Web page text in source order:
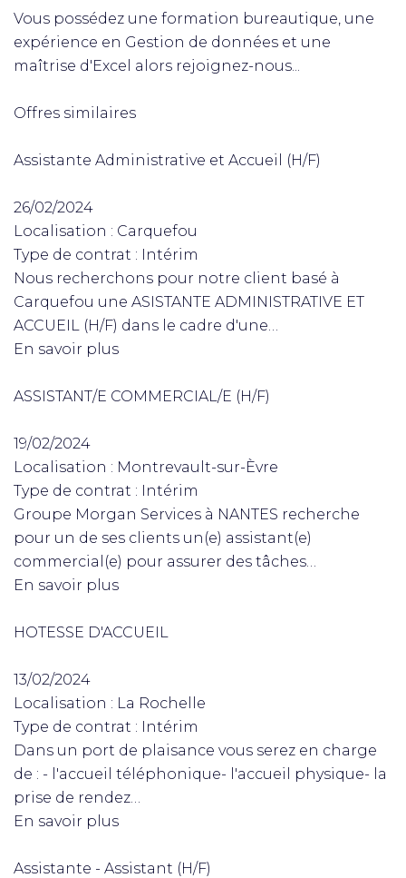
Vous possédez une formation bureautique, une
expérience en Gestion de données et une
maîtrise d'Excel alors rejoignez-nous...
Offres similaires
Assistante Administrative et Accueil (H/F)
26/02/2024
Localisation : Carquefou
Type de contrat : Intérim
Nous recherchons pour notre client basé à
Carquefou une ASISTANTE ADMINISTRATIVE ET
ACCUEIL (H/F) dans le cadre d'une…
En savoir plus
ASSISTANT/E COMMERCIAL/E (H/F)
19/02/2024
Localisation : Montrevault-sur-Èvre
Type de contrat : Intérim
Groupe Morgan Services à NANTES recherche
pour un de ses clients un(e) assistant(e)
commercial(e) pour assurer des tâches…
En savoir plus
HOTESSE D'ACCUEIL
13/02/2024
Localisation : La Rochelle
Type de contrat : Intérim
Dans un port de plaisance vous serez en charge
de : - l'accueil téléphonique- l'accueil physique- la
prise de rendez…
En savoir plus
Assistante - Assistant (H/F)